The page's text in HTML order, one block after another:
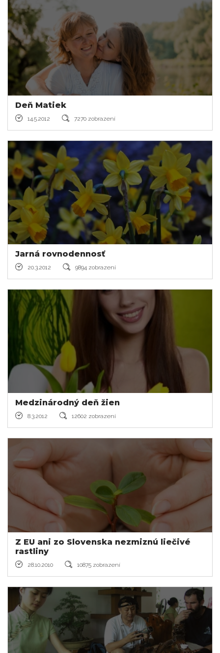
Deň Matiek
14.5.2012 7270 zobrazení
Jarná rovnodennosť
20.3.2012 9894 zobrazení
Medzinárodný deň žien
8.3.2012 12602 zobrazení
Z EU ani zo Slovenska nezmiznú liečivé
rastliny
28.10.2010 10875 zobrazení